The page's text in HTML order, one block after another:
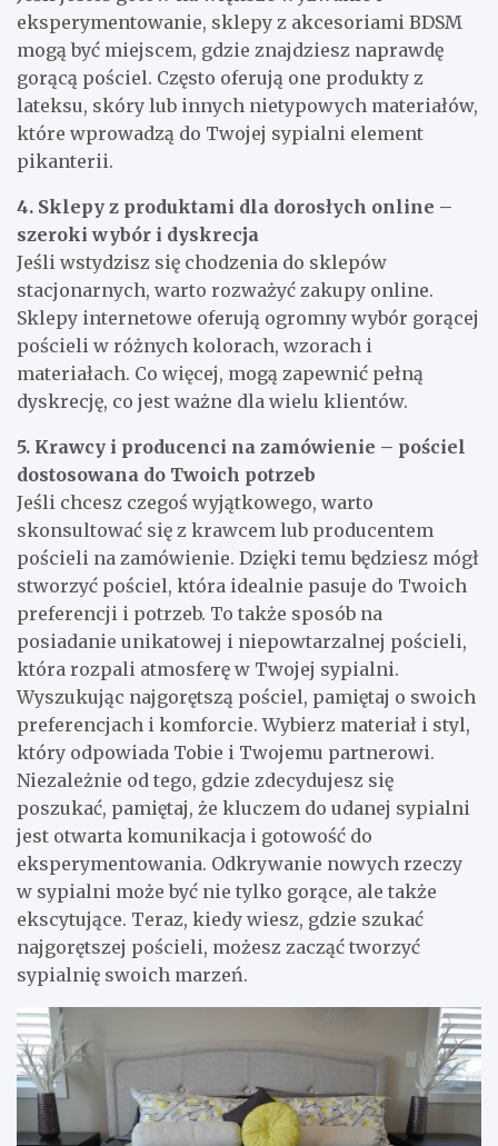
eksperymentowanie, sklepy z akcesoriami BDSM
mogą być miejscem, gdzie znajdziesz naprawdę
gorącą pościel. Często oferują one produkty z
lateksu, skóry lub innych nietypowych materiałów,
które wprowadzą do Twojej sypialni element
pikanterii.
4. Sklepy z produktami dla dorosłych online –
szeroki wybór i dyskrecja
Jeśli wstydzisz się chodzenia do sklepów
stacjonarnych, warto rozważyć zakupy online.
Sklepy internetowe oferują ogromny wybór gorącej
pościeli w różnych kolorach, wzorach i
materiałach. Co więcej, mogą zapewnić pełną
dyskrecję, co jest ważne dla wielu klientów.
5. Krawcy i producenci na zamówienie – pościel
dostosowana do Twoich potrzeb
Jeśli chcesz czegoś wyjątkowego, warto
skonsultować się z krawcem lub producentem
pościeli na zamówienie. Dzięki temu będziesz mógł
stworzyć pościel, która idealnie pasuje do Twoich
preferencji i potrzeb. To także sposób na
posiadanie unikatowej i niepowtarzalnej pościeli,
która rozpali atmosferę w Twojej sypialni.
Wyszukując najgorętszą pościel, pamiętaj o swoich
preferencjach i komforcie. Wybierz materiał i styl,
który odpowiada Tobie i Twojemu partnerowi.
Niezależnie od tego, gdzie zdecydujesz się
poszukać, pamiętaj, że kluczem do udanej sypialni
jest otwarta komunikacja i gotowość do
eksperymentowania. Odkrywanie nowych rzeczy
w sypialni może być nie tylko gorące, ale także
ekscytujące. Teraz, kiedy wiesz, gdzie szukać
najgorętszej pościeli, możesz zacząć tworzyć
sypialnię swoich marzeń.